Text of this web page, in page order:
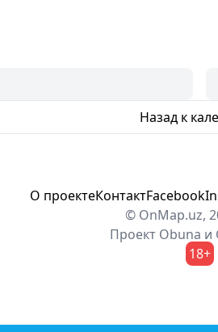
Назад к
О проектеКонтактFacebook
© OnMap.uz,
Проект Obuna и
18+